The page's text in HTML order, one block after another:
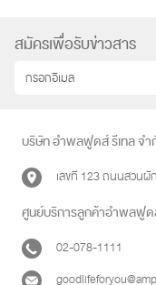
สมัครเพื่อรับข่าวสาร
บริษัท อำพลฟูดส์ รีเทล จำ
เลขที่ 123 ถนนสวนผั
ศูนย์บริการลูกค้าอำพลฟู
02-078-1111